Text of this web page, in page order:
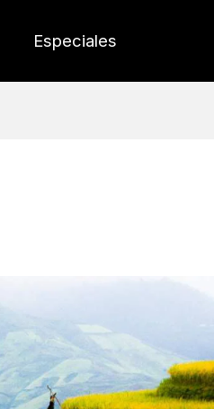
Especiales